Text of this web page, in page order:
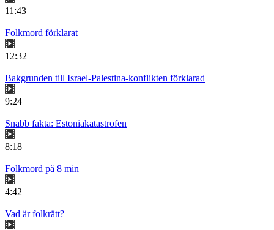
11:43
Folkmord förklarat
12:32
Bakgrunden till Israel-Palestina-konflikten förklarad
9:24
Snabb fakta: Estoniakatastrofen
8:18
Folkmord på 8 min
4:42
Vad är folkrätt?